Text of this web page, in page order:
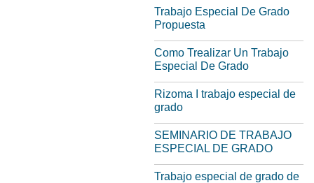
Trabajo Especial De Grado
Propuesta
Como Trealizar Un Trabajo
Especial De Grado
Rizoma I trabajo especial de
grado
SEMINARIO DE TRABAJO
ESPECIAL DE GRADO
Trabajo especial de grado de